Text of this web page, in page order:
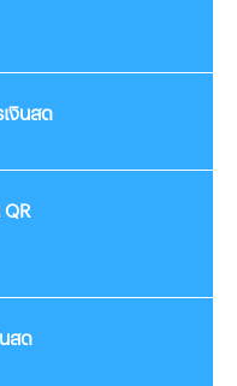
งินสด
สด